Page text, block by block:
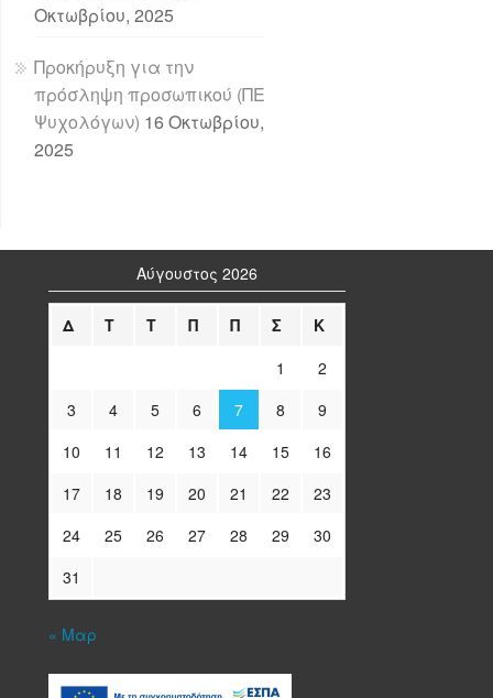
Οκτωβρίου, 2025
Προκήρυξη για την
πρόσληψη προσωπικού (ΠΕ
Ψυχολόγων) 16 Οκτωβρίου,
2025
Αύγουστος 2026
Δ Τ Τ Π Π Σ
Κ
1
2
3
4 5 6 7 8
9
10
11 12 13 14 15
16
17
18 19 20 21 22
23
24
25 26 27 28 29
30
31
« Μαρ